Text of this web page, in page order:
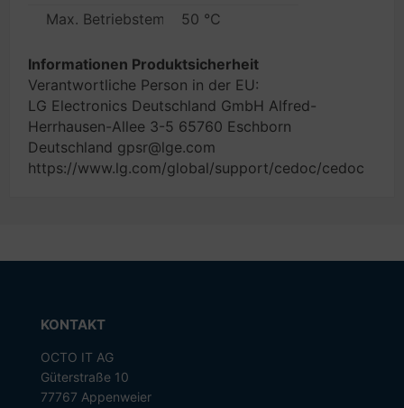
Max. Betriebstemperatur
50 °C
Informationen Produktsicherheit
Verantwortliche Person in der EU:
LG Electronics Deutschland GmbH Alfred-
Herrhausen-Allee 3-5 65760 Eschborn
Deutschland gpsr@lge.com
https://www.lg.com/global/support/cedoc/cedoc
KONTAKT
OCTO IT AG
Güterstraße 10
77767 Appenweier